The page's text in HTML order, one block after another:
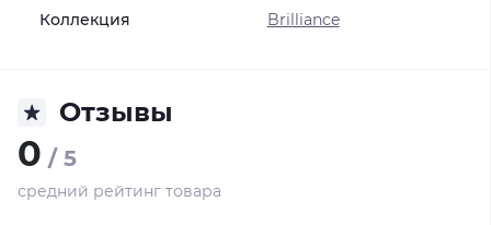
Коллекция Brilliance
Отзывы
0 / 5
средний рейтинг товара